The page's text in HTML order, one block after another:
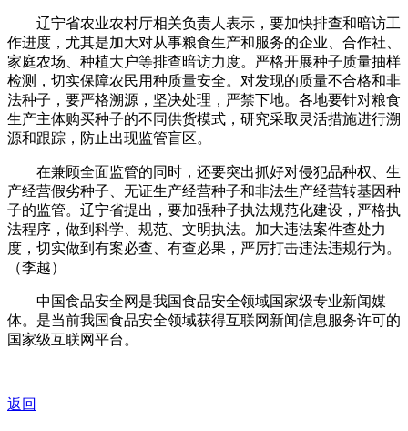
辽宁省农业农村厅相关负责人表示，要加快排查和暗访工
作进度，尤其是加大对从事粮食生产和服务的企业、合作社、
家庭农场、种植大户等排查暗访力度。严格开展种子质量抽样
检测，切实保障农民用种质量安全。对发现的质量不合格和非
法种子，要严格溯源，坚决处理，严禁下地。各地要针对粮食
生产主体购买种子的不同供货模式，研究采取灵活措施进行溯
源和跟踪，防止出现监管盲区。
在兼顾全面监管的同时，还要突出抓好对侵犯品种权、生
产经营假劣种子、无证生产经营种子和非法生产经营转基因种
子的监管。辽宁省提出，要加强种子执法规范化建设，严格执
法程序，做到科学、规范、文明执法。加大违法案件查处力
度，切实做到有案必查、有查必果，严厉打击违法违规行为。
（李越）
中国食品安全网是我国食品安全领域国家级专业新闻媒
体。是当前我国食品安全领域获得互联网新闻信息服务许可的
国家级互联网平台。
返回